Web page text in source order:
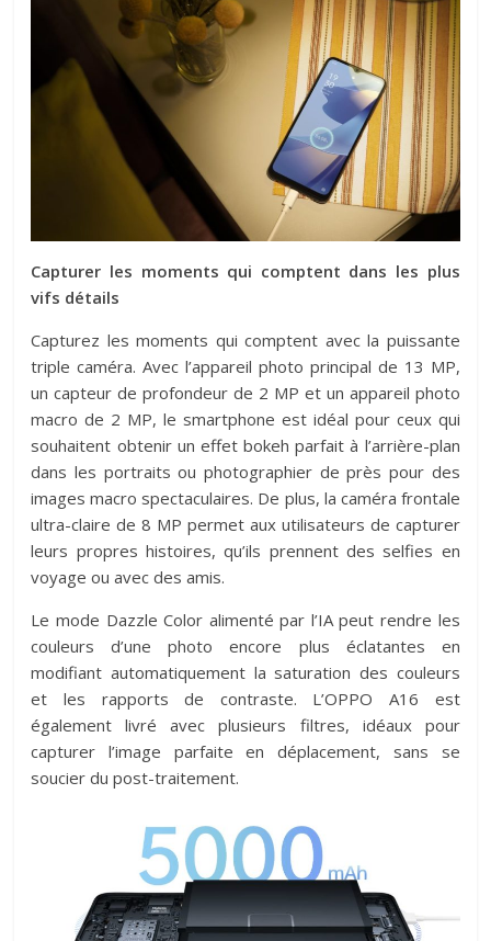
Capturer les moments qui comptent dans les plus
vifs détails
Capturez les moments qui comptent avec la puissante
triple caméra. Avec l’appareil photo principal de 13 MP,
un capteur de profondeur de 2 MP et un appareil photo
macro de 2 MP, le smartphone est idéal pour ceux qui
souhaitent obtenir un effet bokeh parfait à l’arrière-plan
dans les portraits ou photographier de près pour des
images macro spectaculaires. De plus, la caméra frontale
ultra-claire de 8 MP permet aux utilisateurs de capturer
leurs propres histoires, qu’ils prennent des selfies en
voyage ou avec des amis.
Le mode Dazzle Color alimenté par l’IA peut rendre les
couleurs d’une photo encore plus éclatantes en
modifiant automatiquement la saturation des couleurs
et les rapports de contraste. L’OPPO A16 est
également livré avec plusieurs filtres, idéaux pour
capturer l’image parfaite en déplacement, sans se
soucier du post-traitement.